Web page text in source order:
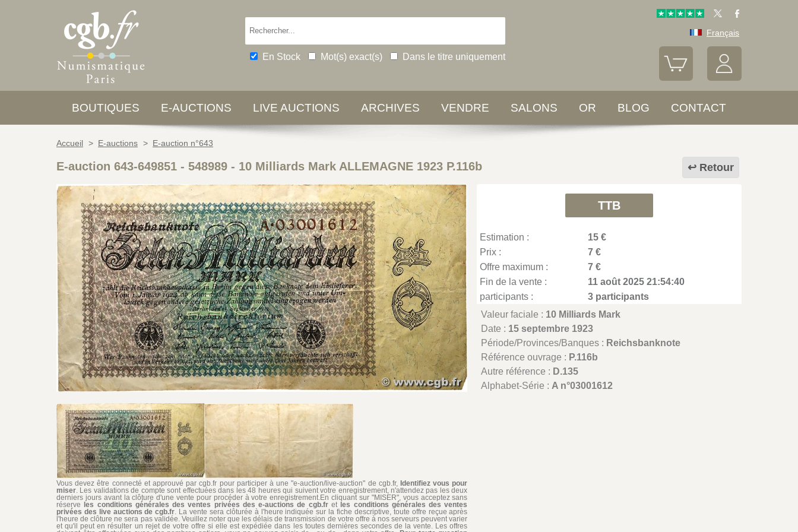
En Stock Mot(s) exact(s) Dans le titre uniquement
Français
BOUTIQUES E-AUCTIONS LIVE AUCTIONS ARCHIVES VENDRE SALONS OR BLOG CONTACT
Accueil > E-auctions > E-auction n°643
Retour
E-auction 643-649851 - 548989 - 10 Milliards Mark ALLEMAGNE 1923 P.116b
Vous devez être connecté et approuvé par cgb.fr pour participer à une "e-auction/live-auction" de cgb.fr, Identifiez vous pour
miser. Les validations de compte sont effectuées dans les 48 heures qui suivent votre enregistrement, n'attendez pas les deux
derniers jours avant la clôture d'une vente pour procéder à votre enregistrement.En cliquant sur "MISER", vous acceptez sans
réserve
les conditions générales des ventes privées des e-auctions de cgb.fret les conditions générales des ventes
privées des live auctions de cgb.fr. La vente sera clôturée à l'heure indiquée sur la fiche descriptive, toute offre reçue après
l'heure de clôture ne sera pas validée. Veuillez noter que les délais de transmission de votre offre à nos serveurs peuvent varier
et qu'il peut en résulter un rejet de votre offre si elle est expédiée dans les toutes dernières secondes de la vente. Les offres
TTB
Estimation :
15 €
Prix :
7 €
Offre maximum :
7 €
Fin de la vente :
11 août 2025 21:54:40
participants :
3 participants
Valeur faciale : 10 Milliards Mark
Date : 15 septembre 1923
Période/Provinces/Banques : Reichsbanknote
Référence ouvrage : P.116b
Autre référence : D.135
Alphabet-Série : A n°03001612